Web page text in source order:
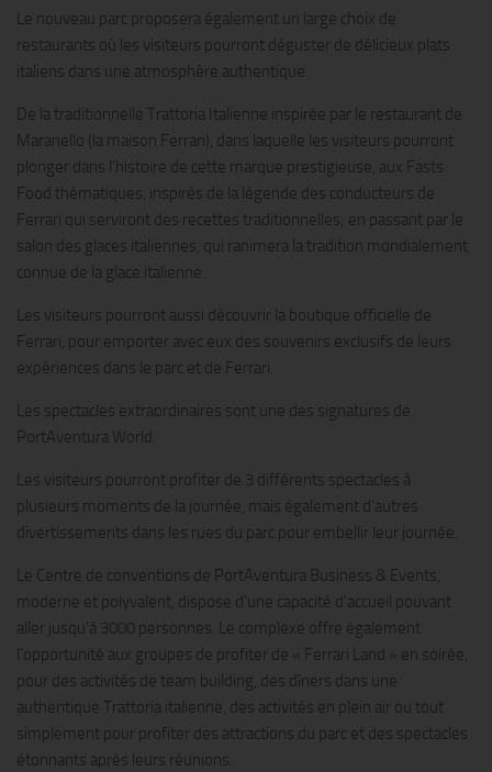
Le nouveau parc proposera également un large choix de
restaurants où les visiteurs pourront déguster de délicieux plats
italiens dans une atmosphère authentique.
De la traditionnelle Trattoria Italienne inspirée par le restaurant de
Maranello (la maison Ferrari), dans laquelle les visiteurs pourront
plonger dans l’histoire de cette marque prestigieuse, aux Fasts
Food thématiques, inspirés de la légende des conducteurs de
Ferrari qui serviront des recettes traditionnelles; en passant par le
salon des glaces italiennes, qui ranimera la tradition mondialement
connue de la glace italienne.
Les visiteurs pourront aussi découvrir la boutique officielle de
Ferrari, pour emporter avec eux des souvenirs exclusifs de leurs
expériences dans le parc et de Ferrari.
Les spectacles extraordinaires sont une des signatures de
PortAventura World.
Les visiteurs pourront profiter de 3 différents spectacles à
plusieurs moments de la journée, mais également d’autres
divertissements dans les rues du parc pour embellir leur journée.
Le Centre de conventions de PortAventura Business & Events,
moderne et polyvalent, dispose d’une capacité d’accueil pouvant
aller jusqu’à 3000 personnes. Le complexe offre également
l’opportunité aux groupes de profiter de « Ferrari Land » en soirée,
pour des activités de team building, des dîners dans une
authentique Trattoria italienne, des activités en plein air ou tout
simplement pour profiter des attractions du parc et des spectacles
étonnants après leurs réunions.